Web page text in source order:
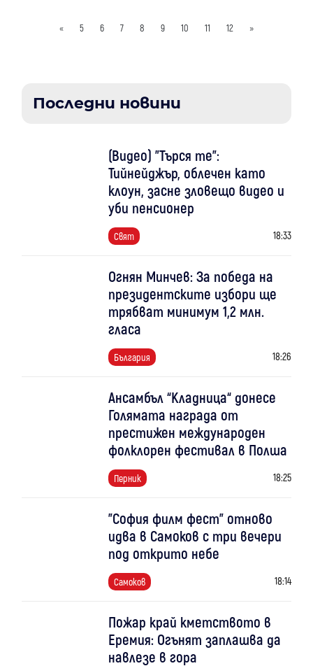
« 5 6 7 8 9 10 11 12 »
Последни новини
(Видео) "Търся те":
Тийнейджър, облечен като
клоун, засне зловещо видео и
уби пенсионер
Свят 18:33
Огнян Минчев: За победа на
президентските избори ще
трябват минимум 1,2 млн.
гласа
България 18:26
Ансамбъл “Кладница“ донесе
Голямата награда от
престижен международен
фолклорен фестивал в Полша
Перник 18:25
"София филм фест" отново
идва в Самоков с три вечери
под открито небе
Самоков 18:14
Пожар край кметството в
Еремия: Огънят заплашва да
навлезе в гора